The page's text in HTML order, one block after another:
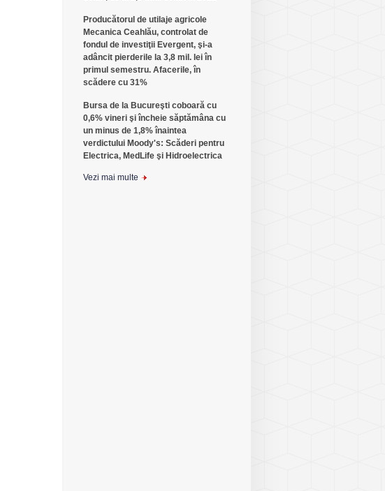
Producătorul de utilaje agricole
Mecanica Ceahlău, controlat de
fondul de investiţii Evergent, şi-a
adâncit pierderile la 3,8 mil. lei în
primul semestru. Afacerile, în
scădere cu 31%
Bursa de la Bucureşti coboară cu
0,6% vineri şi încheie săptămâna cu
un minus de 1,8% înaintea
verdictului Moody's: Scăderi pentru
Electrica, MedLife şi Hidroelectrica
Vezi mai multe